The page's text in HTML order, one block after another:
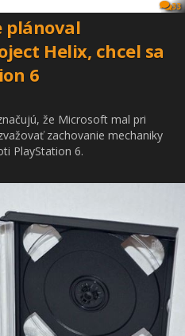
33
plánoval
Helix, chcel sa
6
že Microsoft mal pri
zachovanie mechaniky
PlayStation 6.